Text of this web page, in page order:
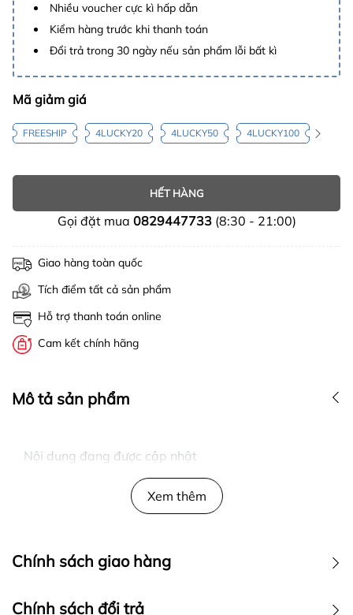
Nhiều voucher cực kì hấp dẫn
Kiểm hàng trước khi thanh toán
Đổi trả trong 30 ngày nếu sản phẩm lỗi bất kì
Mã giảm giá
FREESHIP 4LUCKY20 4LUCKY50 4LUCKY100
HẾT HÀNG
Gọi đặt mua 0829447733(8:30 - 21:00)
Giao hàng toàn quốc
Tích điểm tất cả sản phẩm
Hỗ trợ thanh toán online
Cam kết chính hãng
Mô tả sản phẩm
Nội dung đang được cập nhật
Xem thêm
Chính sách giao hàng
Chính sách đổi trả